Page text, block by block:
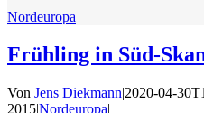
Nordeuropa
Frühling in Süd-
Von Jens Diekmann|2020-04-
2015|Nordeuropa|